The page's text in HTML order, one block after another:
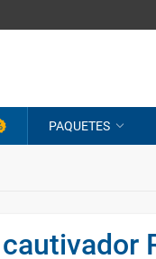
PAQUETES